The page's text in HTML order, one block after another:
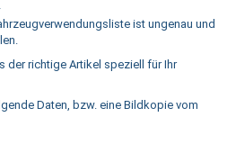
ist ungenau und
der richtige Artikel speziell für Ihr
Daten, bzw. eine Bildkopie vom